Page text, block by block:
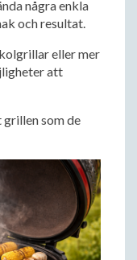
några enkla
och resultat.
eller mer
att
som de